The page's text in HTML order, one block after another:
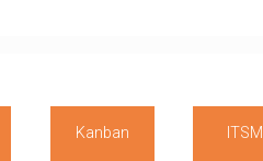
Kanban ITSM